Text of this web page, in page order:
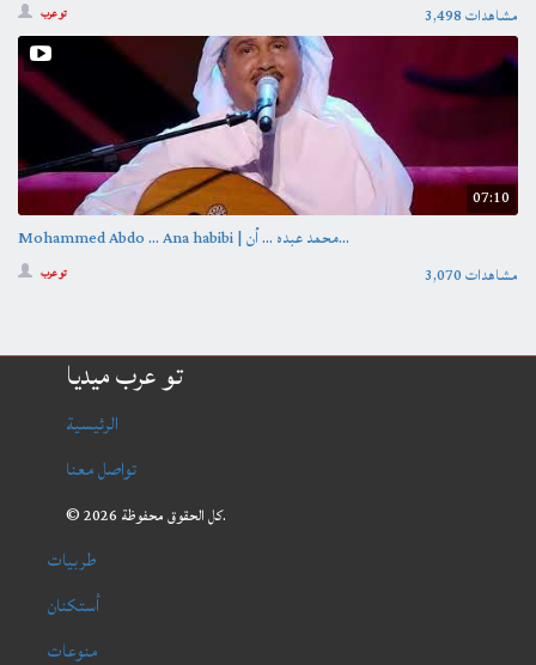
تو عرب 3,498 مشاهدات
07:10
Mohammed Abdo … Ana habibi | محمد عبده … أن...
تو عرب 3,070 مشاهدات
تو عرب ميديا
الرئيسية
تواصل معنا
© 2026 كل الحقوق محفوظة.
طربيات
أستكنان
منوعات